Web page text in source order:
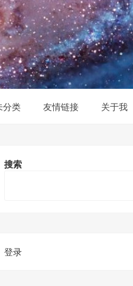
分类 友情链接 关于我
搜索
登录